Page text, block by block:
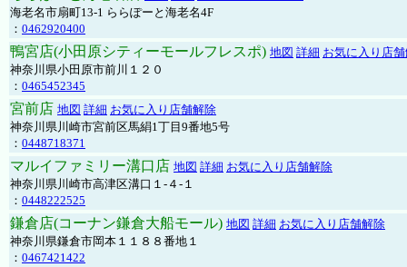
海老名市扇町13-1 ららぽーと海老名4F
： 0462920400
鴨宮店(小田原シティーモールフレスポ) 地図 詳細 お気に入り店
神奈川県小田原市前川１２０
： 0465452345
宮前店 地図 詳細 お気に入り店舗解除
神奈川県川崎市宮前区馬絹1丁目9番地5号
： 0448718371
マルイファミリー溝口店 地図 詳細 お気に入り店舗解除
神奈川県川崎市高津区溝口１-４-１
： 0448222525
鎌倉店(コーナン鎌倉大船モール) 地図 詳細 お気に入り店舗解除
神奈川県鎌倉市岡本１１８８番地１
： 0467421422